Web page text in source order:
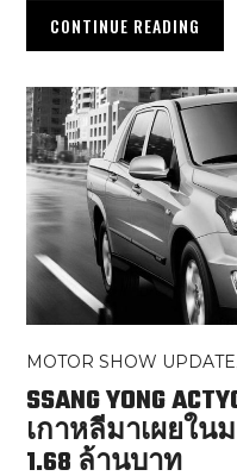
CONTINUE READING
MOTOR SHOW UPDATE
SSANG YONG
เกาหลีมาเผยใน
1.68 ล้านบาท